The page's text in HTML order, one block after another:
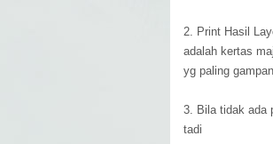
2. Print Hasil
adalah kertas
yg paling
3. Bila tidak ada
tadi